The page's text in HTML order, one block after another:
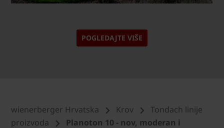
POGLEDAJTE VIŠE
wienerberger Hrvatska Krov
Tondach linije
proizvoda
Planoton 10 - nov, moderan i